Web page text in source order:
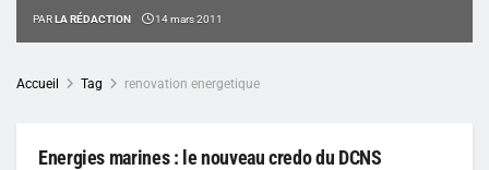
PARLA RÉDACTION 14 mars 2011
Accueil Tag renovation energetique
Energies marines : le nouveau credo du DCNS